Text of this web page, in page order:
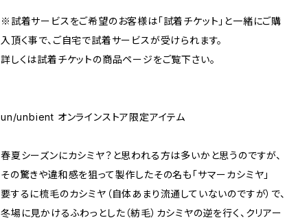
※試着サービスをご希望のお客様は「試着チケット」と一緒にご購
入頂く事で、ご自宅で試着サービスが受けられます。
詳しくは試着チケットの商品ページをご覧下さい。
un/unbient オンラインストア限定アイテム
春夏シーズンにカシミヤ？と思われる方は多いかと思うのですが、
その驚きや違和感を狙って製作したその名も「サマーカシミヤ」
要するに梳毛のカシミヤ（自体あまり流通していないのですが）で、
冬場に見かけるふわっとした（紡毛）カシミヤの逆を行く、クリアー